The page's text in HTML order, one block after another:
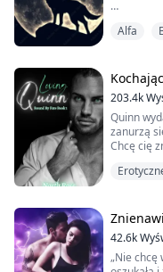
góry do
na blacie,
całować i
Jego język
jeszcze
Moje
Alfa
203.4k
Quinn
zanurzą
Chcę cię
Zanim
gdy
dwa palce
Jedną
42.6k
„Nie chcę